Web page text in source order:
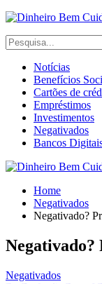
Notícias
Benefícios
Cartões de
Empréstimos
Investimentos
Negativados
Bancos
Home
Negativados
Negativado?
Negativado?
Negativados